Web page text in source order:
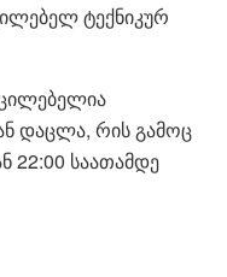
ტექნიკურ
დაცლა, რის გამოც
22:00 საათამდე